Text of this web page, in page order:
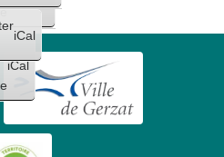
iCal
iCal